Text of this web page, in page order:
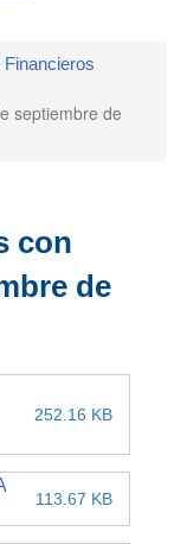
septiembre de
con
de
252.16 KB
113.67 KB